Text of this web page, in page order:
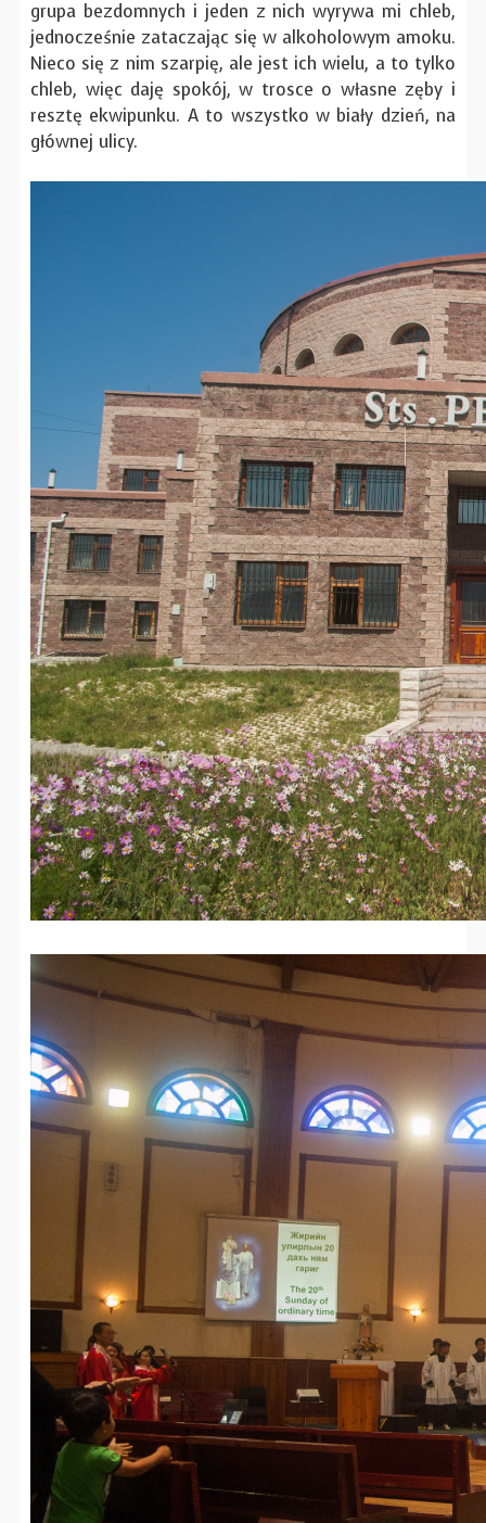
grupa bezdomnych i jeden z nich wyrywa mi chleb,
jednocześnie zataczając się w alkoholowym amoku.
Nieco się z nim szarpię, ale jest ich wielu, a to tylko
chleb, więc daję spokój, w trosce o własne zęby i
resztę ekwipunku. A to wszystko w biały dzień, na
głównej ulicy.